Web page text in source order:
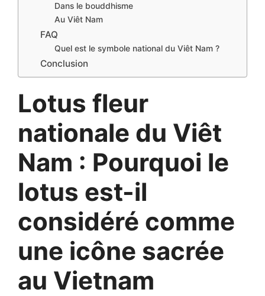
Dans le bouddhisme
Au Viêt Nam
FAQ
Quel est le symbole national du Viêt Nam ?
Conclusion
Lotus fleur
nationale du Viêt
Nam : Pourquoi le
lotus est-il
considéré comme
une icône sacrée
au Vietnam